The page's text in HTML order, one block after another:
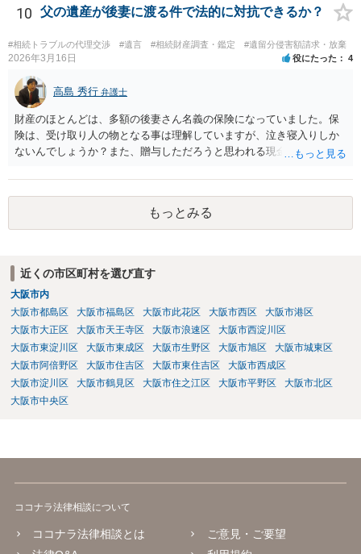
後見人から相談があることも考えられます。 また、お祖母さんがお亡
くなりになった場合、相続人となる可能性がありますが、 その場合は
相続放棄されれば問題ありません。 ３） 完全に拒否する方法はないか
もしれませんが、 関わりを持ちたくないとのことでしたら、親族の意
見書にその旨を記載して提出しておけば良いかも知れません。 後見人
としても、関わりを拒否している親族にあえて連絡をしてくる可能性
は低いと考えられます。 以上、ご参考になさってください。
10 父の遺産が後妻に渡る件で法的に対抗できるか？
#相続トラブルの代理交渉 #遺言 #相続財産調査・鑑定 #遺留分侵害額請求・放棄
2026年3月16日 役にたった 4
高島 秀行 弁護士
財産のほとんどは、多額の後妻さん名義の保険になっていました。保
険は、受け取り人の物となる事は理解していますが、泣き寝入りしか
ないんでしょうか？また、贈与しただろうと思われる現金の引き出し
うか？ 保険は原則として受取人のものですが、遺産全体での保険金
の割合が高い場合、掛け金が一括払いで、保険金が掛け金の額と同様
の額の場合などは特別受益として遺留分の対象となる可能性がありま
す。 多額の現金の引き出しは、相手に渡ったかどうか、そのとき父
もっとみる
近くの市区町村を選び直す
大阪市内
大阪市都島区
大阪市福島区 大阪市此花区 大阪市西区
大阪市港区
大阪市大正区
大阪市天王寺区 大阪市浪速区
大阪市西淀川区
大阪市東淀川区
大阪市東成区 大阪市生野区 大阪市旭区
大阪市城東区
大阪市阿倍野区
大阪市住吉区 大阪市東住吉区
大阪市西成区
大阪市淀川区
大阪市鶴見区 大阪市住之江区 大阪市平野区
大阪市北区
大阪市中央区
ココナラ法律相談について
ココナラ法律相談とは
ご意見・ご要望